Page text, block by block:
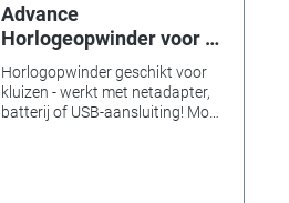
Advance
Horlogeopwinder voor 1
horloge, mahonie
Horlogopwinder geschikt voor
kluizen - werkt met netadapter,
batterij of USB-aansluiting! Mooi